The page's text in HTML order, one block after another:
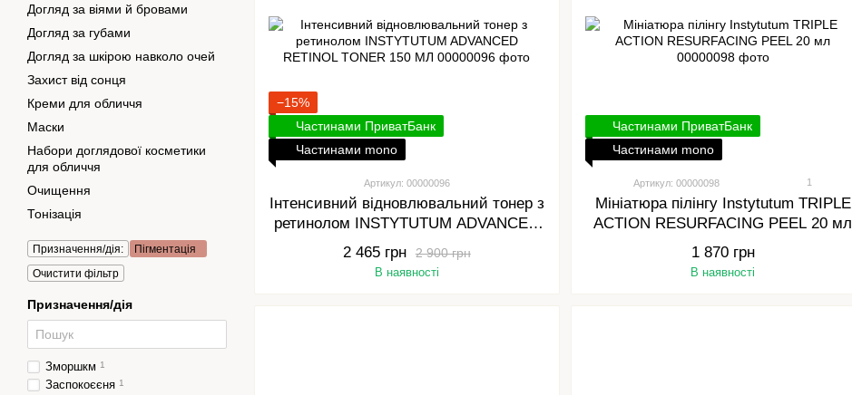
−15%
Частинами ПриватБанк
Частинами mono
Артикул: 00000096
Інтенсивний відновлювальний тонер з
ретинолом INSTYTUTUM ADVANCED
RETINOL TONER 150 МЛ
2 900 грн
2 465 грн
В наявності
Частинами ПриватБанк
Частинами mono
Артикул: 00000098 1
Мініатюра пілінгу Instytutum TRIPLE
ACTION RESURFACING PEEL 20 мл
1 870 грн
В наявності
Догляд за віями й бровами
Догляд за губами
Догляд за шкірою навколо очей
Захист від сонця
Креми для обличчя
Маски
Набори доглядової косметики
для обличчя
Очищення
Тонізація
Призначення/дія:
Пігментація
Очистити фільтр
Призначення/дія
Зморшкм 1
Заспокоєєня 1